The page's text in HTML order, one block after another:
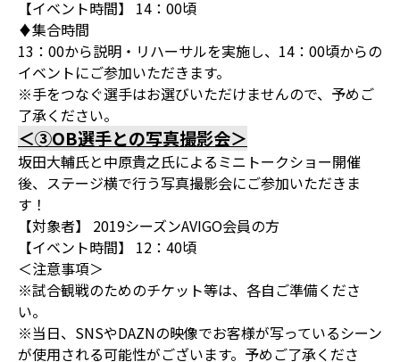
【イベント時間】 14：00頃
♦集合時間
13：00から説明・リハーサルを実施し、14：00頃からの
イベントにご参加いただきます。
※手をつなぐ選手はお選びいただけませんので、予めご
了承ください。
＜③OB選手との写真撮影会＞
坂田大輔氏と中原貴之氏によるミニトークショー開催
後、ステージ横で行う写真撮影会にご参加いただきま
す！
【対象者】 2019シーズンAVIGO会員の方
【イベント時間】 12：40頃
＜注意事項＞
※試合観戦のためのチケット等は、各自ご準備くださ
い。
※当日、SNSやDAZNの映像でお客様が写っているシーン
が使用される可能性がございます。予めご了承くださ